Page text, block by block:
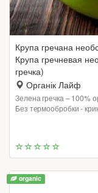
Крупа гречана
Крупа гречневая
гречка)
Органік Лайф
Зелена гречка – 100%
Без термообробки -
organic